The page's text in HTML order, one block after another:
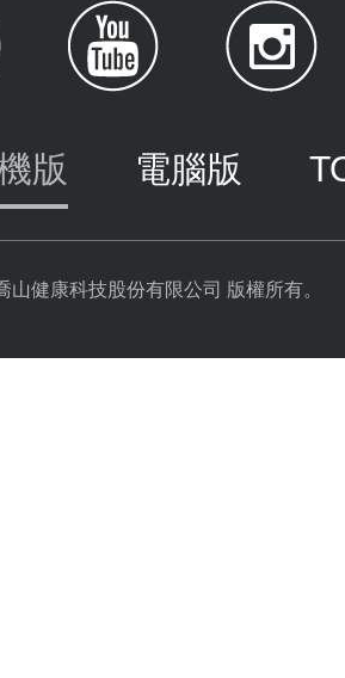
版 電腦版
健康科技股份有限公司 版權所有。